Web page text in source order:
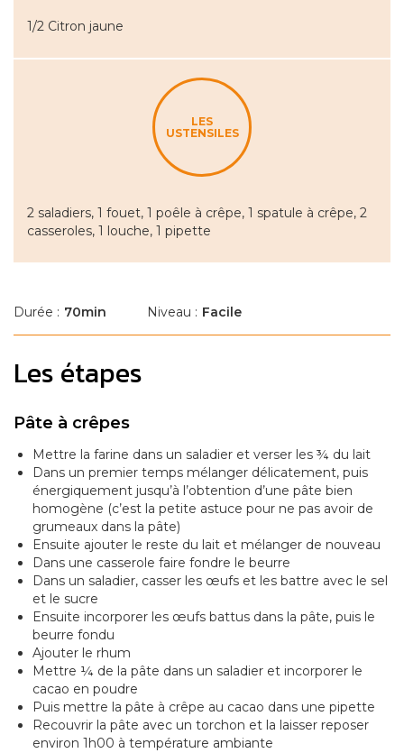
1/2 Citron jaune
LES
USTENSILES
2 saladiers, 1 fouet, 1 poêle à crêpe, 1 spatule à crêpe, 2
casseroles, 1 louche, 1 pipette
Durée 70min Niveau Facile
Les étapes
Pâte à crêpes
Mettre la farine dans un saladier et verser les ¾ du lait
Dans un premier temps mélanger délicatement, puis
énergiquement jusqu’à l’obtention d’une pâte bien
homogène (c’est la petite astuce pour ne pas avoir de
grumeaux dans la pâte)
Ensuite ajouter le reste du lait et mélanger de nouveau
Dans une casserole faire fondre le beurre
Dans un saladier, casser les œufs et les battre avec le sel
et le sucre
Ensuite incorporer les œufs battus dans la pâte, puis le
beurre fondu
Ajouter le rhum
Mettre ¼ de la pâte dans un saladier et incorporer le
cacao en poudre
Puis mettre la pâte à crêpe au cacao dans une pipette
Recouvrir la pâte avec un torchon et la laisser reposer
environ 1h00 à température ambiante